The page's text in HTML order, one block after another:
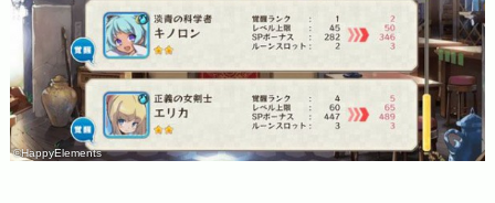
©HappyElements